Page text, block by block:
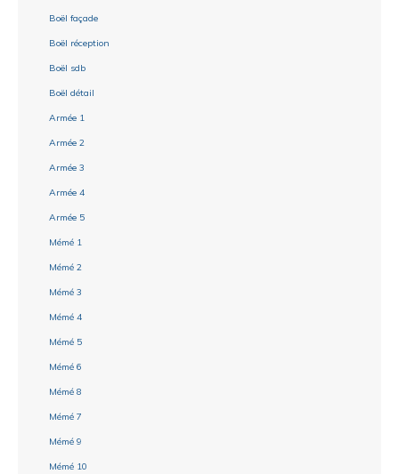
Boël façade
Boël réception
Boël sdb
Boël détail
Armée 1
Armée 2
Armée 3
Armée 4
Armée 5
Mémé 1
Mémé 2
Mémé 3
Mémé 4
Mémé 5
Mémé 6
Mémé 8
Mémé 7
Mémé 9
Mémé 10